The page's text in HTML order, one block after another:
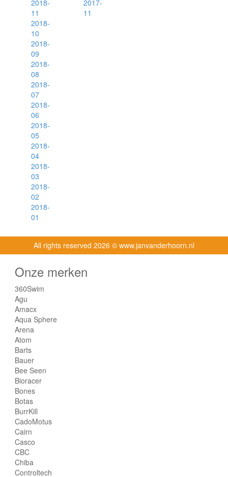
2018-
11
2018-
10
2018-
09
2018-
08
2018-
07
2018-
06
2018-
05
2018-
04
2018-
03
2018-
02
2018-
01
2017-
11
All rights reserved 2026 © www.janvanderhoorn.nl
Onze merken
360Swim
Agu
Amacx
Aqua Sphere
Arena
Atom
Barts
Bauer
Bee Seen
Bioracer
Bones
Botas
BurrKill
CadoMotus
Cairn
Casco
CBC
Chiba
Controltech